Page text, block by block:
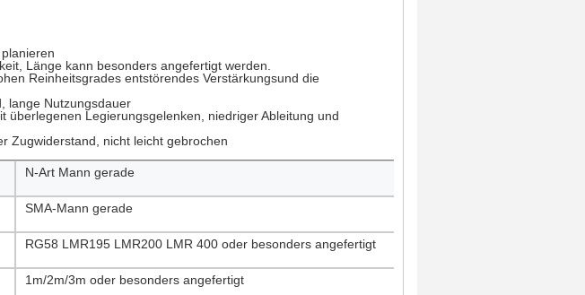
Länge kann besonders angefertigt werden.
Reinheitsgrades entstörendes Verstärkungsund die
lange Nutzungsdauer
überlegenen Legierungsgelenken, niedriger Ableitung und
Zugwiderstand, nicht leicht gebrochen
N-Art Mann gerade
SMA-Mann gerade
RG58 LMR195 LMR200 LMR 400 oder besonders angefertigt
1m/2m/3m oder besonders angefertigt